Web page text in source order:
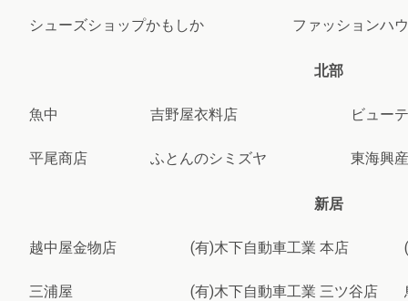
シューズショップかもしか ファッションハ
北部
魚中 吉野屋衣料店 ビュー
平尾商店 ふとんのシミズヤ 東海興
新居
越中屋金物店 (有)木下自動車工業 本店
三浦屋 (有)木下自動車工業 三ツ谷店